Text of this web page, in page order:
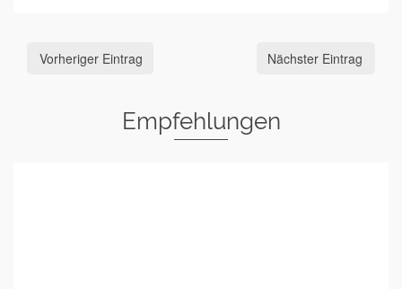
Vorheriger Eintrag Nächster Eintrag
Empfehlungen